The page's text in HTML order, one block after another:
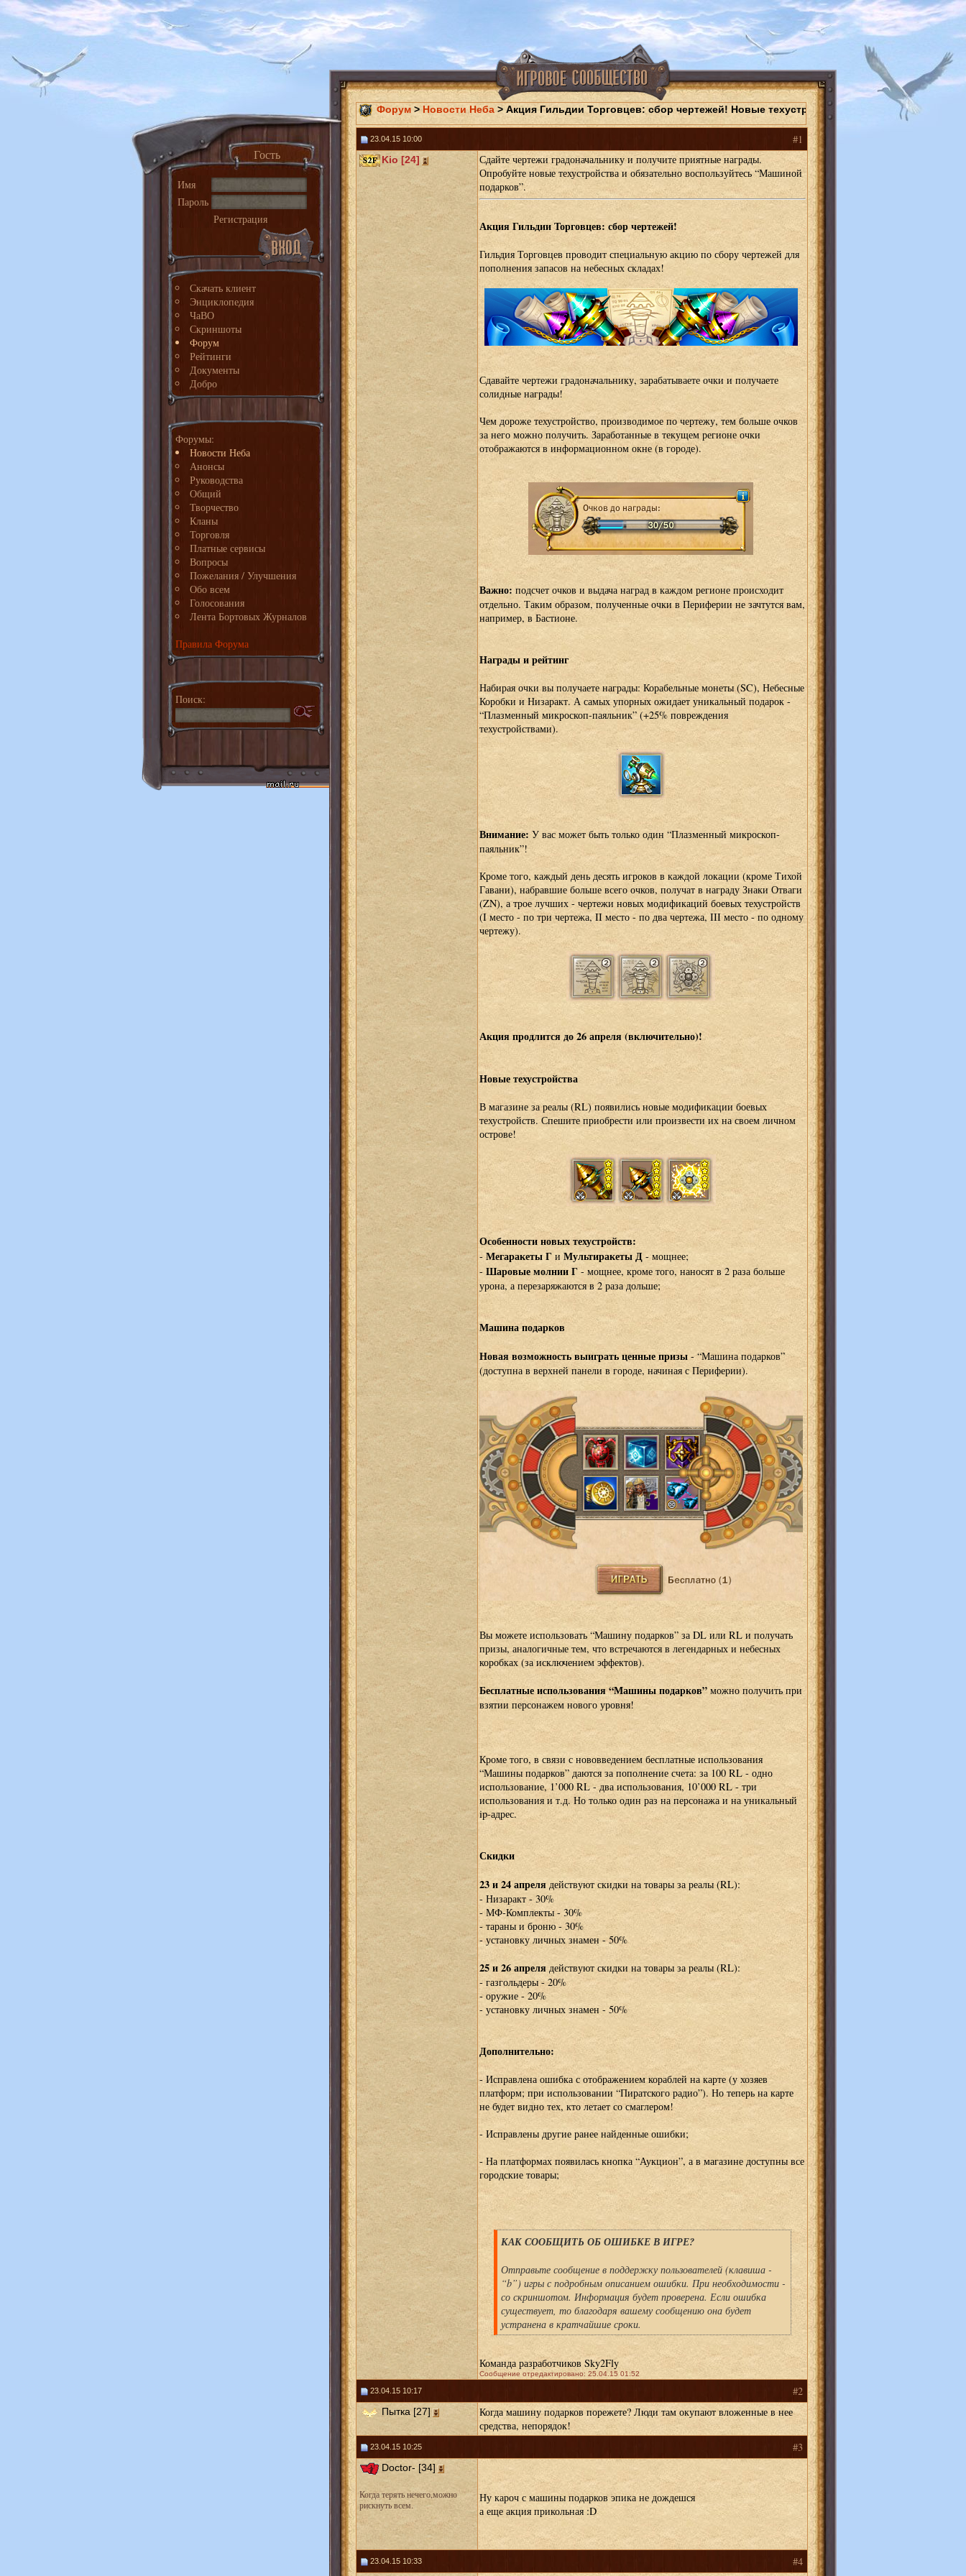
Гость
Имя
Пароль
Регистрация
Скачать клиент
Энциклопедия
ЧаВО
Скриншоты
Форум
Рейтинги
Документы
Добро
Форумы:
Новости Неба
Анонсы
Руководства
Общий
Творчество
Кланы
Торговля
Платные сервисы
Вопросы
Пожелания / Улучшения
Обо всем
Голосования
Лента Бортовых Журналов
Правила Форума
Поиск:
Форум> Новости Неба> Акция Гильдии Торговцев: сбор чертежей! Новые техустройства и “Машина подарков”!
23.04.15 10:00 #1
Kio [24]
Сдайте чертежи градоначальнику и получите приятные награды.
Опробуйте новые техустройства и обязательно воспользуйтесь “Машиной
подарков”.
Акция Гильдии Торговцев: сбор чертежей!
Гильдия Торговцев проводит специальную акцию по сбору чертежей для
пополнения запасов на небесных складах!
Сдавайте чертежи градоначальнику, зарабатываете очки и получаете
солидные награды!
Чем дороже техустройство, производимое по чертежу, тем больше очков
за него можно получить. Заработанные в текущем регионе очки
отображаются в информационном окне (в городе).
Важно: подсчет очков и выдача наград в каждом регионе происходит
отдельно. Таким образом, полученные очки в Периферии не зачтутся вам,
например, в Бастионе.
Награды и рейтинг
Набирая очки вы получаете награды: Корабельные монеты (SC), Небесные
Коробки и Низаракт. А самых упорных ожидает уникальный подарок -
“Плазменный микроскоп-паяльник” (+25% повреждения
техустройствами).
Внимание: У вас может быть только один “Плазменный микроскоп-
паяльник”!
Кроме того, каждый день десять игроков в каждой локации (кроме Тихой
Гавани), набравшие больше всего очков, получат в награду Знаки Отваги
(ZN), а трое лучших - чертежи новых модификаций боевых техустройств
(I место - по три чертежа, II место - по два чертежа, III место - по одному
чертежу).
Акция продлится до 26 апреля (включительно)!
Новые техустройства
В магазине за реалы (RL) появились новые модификации боевых
техустройств. Спешите приобрести или произвести их на своем личном
острове!
Особенности новых техустройств:
- Мегаракеты Ги Мультиракеты Д- мощнее;
- Шаровые молнии Г- мощнее, кроме того, наносят в 2 раза больше
урона, а перезаряжаются в 2 раза дольше;
Машина подарков
Новая возможность выиграть ценные призы- “Машина подарков”
(доступна в верхней панели в городе, начиная с Периферии).
Вы можете использовать “Машину подарков” за DL или RL и получать
призы, аналогичные тем, что встречаются в легендарных и небесных
коробках (за исключением эффектов).
Бесплатные использования “Машины подарков”можно получить при
взятии персонажем нового уровня!
Кроме того, в связи с нововведением бесплатные использования
“Машины подарков” даются за пополнение счета: за 100 RL - одно
использование, 1’000 RL - два использования, 10’000 RL - три
использования и т.д. Но только один раз на персонажа и на уникальный
ip-адрес.
Скидки
23 и 24 апрелядействуют скидки на товары за реалы (RL):
- Низаракт - 30%
- МФ-Комплекты - 30%
- тараны и броню - 30%
- установку личных знамен - 50%
25 и 26 апрелядействуют скидки на товары за реалы (RL):
- газгольдеры - 20%
- оружие - 20%
- установку личных знамен - 50%
Дополнительно:
- Исправлена ошибка с отображением кораблей на карте (у хозяев
платформ; при использовании “Пиратского радио”). Но теперь на карте
не будет видно тех, кто летает со смаглером!
- Исправлены другие ранее найденные ошибки;
- На платформах появилась кнопка “Аукцион”, а в магазине доступны все
городские товары;
КАК СООБЩИТЬ ОБ ОШИБКЕ В ИГРЕ?
Отправьте сообщение в поддержку пользователей (клавиша -
“b”) игры с подробным описанием ошибки. При необходимости -
со скриншотом. Информация будет проверена. Если ошибка
существует, то благодаря вашему сообщению она будет
устранена в кратчайшие сроки.
Команда разработчиков Sky2Fly
Сообщение отредактировано: 25.04.15 01:52
23.04.15 10:17 #2
Пытка [27]
Когда машину подарков порежете? Люди там окупают вложенные в нее
средства, непорядок!
23.04.15 10:25 #3
Doctor- [34]
Когда терять нечего,можно
рискнуть всем.
Ну кароч с машины подарков эпика не дождешся
а еще акция прикольная :D
23.04.15 10:33 #4